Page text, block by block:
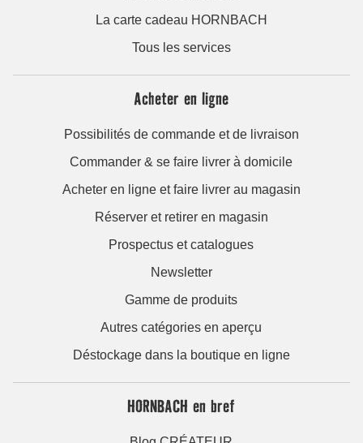
La carte cadeau HORNBACH
Tous les services
Acheter en ligne
Possibilités de commande et de livraison
Commander & se faire livrer à domicile
Acheter en ligne et faire livrer au magasin
Réserver et retirer en magasin
Prospectus et catalogues
Newsletter
Gamme de produits
Autres catégories en aperçu
Déstockage dans la boutique en ligne
HORNBACH en bref